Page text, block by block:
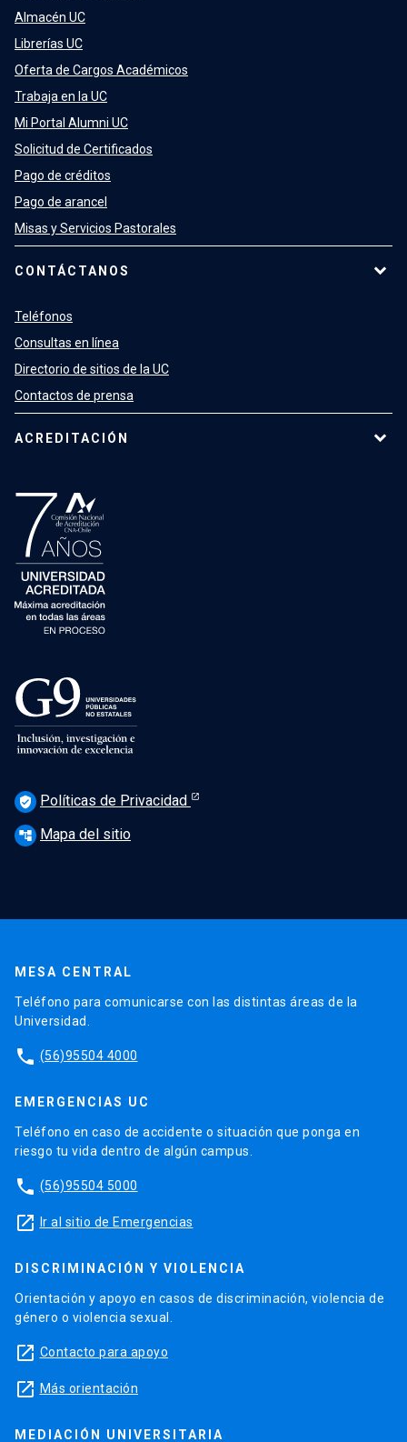
Almacén UC
Librerías UC
Oferta de Cargos Académicos
Trabaja en la UC
Mi Portal Alumni UC
Solicitud de Certificados
Pago de créditos
Pago de arancel
Misas y Servicios Pastorales
CONTÁCTANOS
Teléfonos
Consultas en línea
Directorio de sitios de la UC
Contactos de prensa
ACREDITACIÓN
verified_user Políticas de Privacidad
account_tree Mapa del sitio
MESA CENTRAL
Teléfono para comunicarse con las distintas áreas de la
Universidad.
phone (56)95504 4000
EMERGENCIAS UC
Teléfono en caso de accidente o situación que ponga en
riesgo tu vida dentro de algún campus.
phone (56)95504 5000
launch Ir al sitio de Emergencias
DISCRIMINACIÓN Y VIOLENCIA
Orientación y apoyo en casos de discriminación, violencia de
género o violencia sexual.
launch Contacto para apoyo
launch Más orientación
MEDIACIÓN UNIVERSITARIA